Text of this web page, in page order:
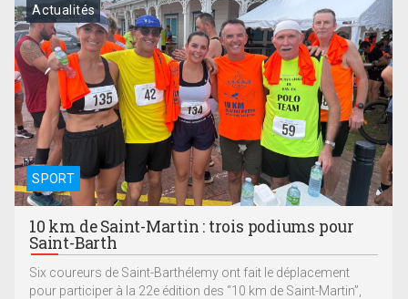
SPORT
Actualités
10 km de Saint-Martin : trois podiums pour
Saint-Barth
Six coureurs de Saint-Barthélemy ont fait le déplacement
pour participer à la 22e édition des “10 km de Saint-Martin”,